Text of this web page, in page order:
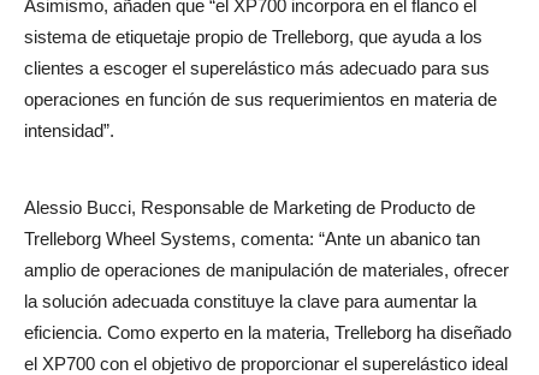
Asimismo, añaden que “el XP700 incorpora en el flanco el
sistema de etiquetaje propio de Trelleborg, que ayuda a los
clientes a escoger el superelástico más adecuado para sus
operaciones en función de sus requerimientos en materia de
intensidad”.
Alessio Bucci, Responsable de Marketing de Producto de
Trelleborg Wheel Systems, comenta: “Ante un abanico tan
amplio de operaciones de manipulación de materiales, ofrecer
la solución adecuada constituye la clave para aumentar la
eficiencia. Como experto en la materia, Trelleborg ha diseñado
el XP700 con el objetivo de proporcionar el superelástico ideal